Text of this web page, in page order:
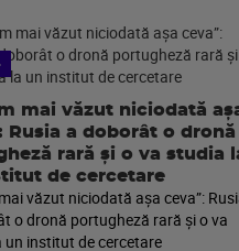
mai văzut niciodată
Rusia a doborât o dronă
rară și o va studia
de cercetare
văzut niciodată așa ceva”:
o dronă portugheză rară și o va
un institut de cercetare